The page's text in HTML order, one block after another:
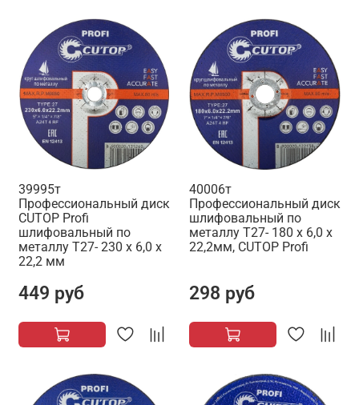
39995т
Профессиональный диск
CUTOP Profi
шлифовальный по
металлу Т27- 230 х 6,0 х
22,2 мм
449 руб
40006т
Профессиональный диск
шлифовальный по
металлу T27- 180 x 6,0 x
22,2мм, CUTOP Profi
298 руб